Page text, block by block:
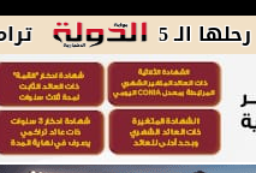
ترامب يوقع